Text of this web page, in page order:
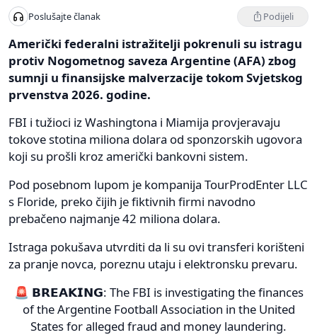
Poslušajte članak Podijeli
Američki federalni istražitelji pokrenuli su istragu
protiv Nogometnog saveza Argentine (AFA) zbog
sumnji u finansijske malverzacije tokom Svjetskog
prvenstva 2026. godine.
FBI i tužioci iz Washingtona i Miamija provjeravaju
tokove stotina miliona dolara od sponzorskih ugovora
koji su prošli kroz američki bankovni sistem.
Pod posebnom lupom je kompanija TourProdEnter LLC
s Floride, preko čijih je fiktivnih firmi navodno
prebačeno najmanje 42 miliona dolara.
Istraga pokušava utvrditi da li su ovi transferi korišteni
za pranje novca, poreznu utaju i elektronsku prevaru.
🚨 𝗕𝗥𝗘𝗔𝗞𝗜𝗡𝗚: The FBI is investigating the finances
of the Argentine Football Association in the United
States for alleged fraud and money laundering.